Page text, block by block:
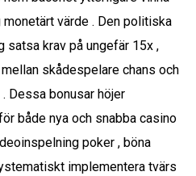
värde . Den politiska
satsa krav på ungefär 15x ,
skådespelare chans och
Dessa bonusar höjer
både nya och snabba casino
poker , böna
implementera tvärs